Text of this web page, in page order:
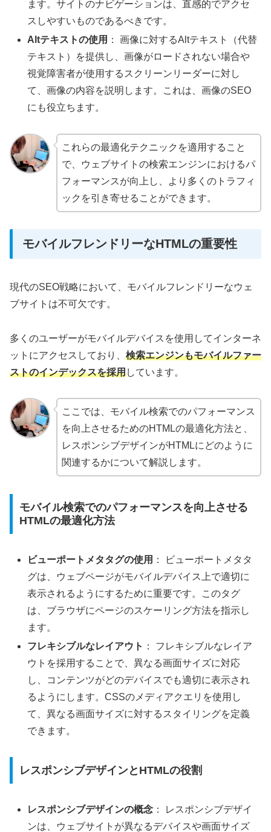
ます。サイトのナビゲーションは、直感的でアクセ
スしやすいものであるべきです。
Altテキストの使用 ： 画像に対するAltテキスト（代替
テキスト）を提供し、画像がロードされない場合や
視覚障害者が使用するスクリーンリーダーに対し
て、画像の内容を説明します。これは、画像のSEO
にも役立ちます。
これらの最適化テクニックを適用すること
で、ウェブサイトの検索エンジンにおけるパ
フォーマンスが向上し、より多くのトラフィ
ックを引き寄せることができます。
モバイルフレンドリーなHTMLの重要性
現代のSEO戦略において、モバイルフレンドリーなウェ
ブサイトは不可欠です。
多くのユーザーがモバイルデバイスを使用してインターネ
ットにアクセスしており、 検索エンジンもモバイルファー
ストのインデックスを採用しています。
ここでは、モバイル検索でのパフォーマンス
を向上させるためのHTMLの最適化方法と、
レスポンシブデザインがHTMLにどのように
関連するかについて解説します。
モバイル検索でのパフォーマンスを向上させる
HTMLの最適化方法
ビューポートメタタグの使用 ： ビューポートメタタ
グは、ウェブページがモバイルデバイス上で適切に
表示されるようにするために重要です。このタグ
は、ブラウザにページのスケーリング方法を指示し
ます。
フレキシブルなレイアウト ： フレキシブルなレイア
ウトを採用することで、異なる画面サイズに対応
し、コンテンツがどのデバイスでも適切に表示され
るようにします。CSSのメディアクエリを使用し
て、異なる画面サイズに対するスタイリングを定義
できます。
レスポンシブデザインとHTMLの役割
レスポンシブデザインの概念 ： レスポンシブデザイ
ンは、ウェブサイトが異なるデバイスや画面サイズ